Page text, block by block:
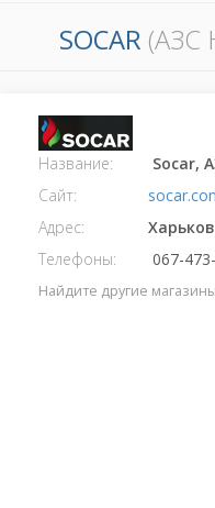
SOCAR
Название:
Socar,
Сайт:
Адрес:
Телефоны:
067-
Найдите другие